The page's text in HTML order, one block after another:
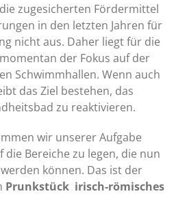
zugesicherten Fördermittel
in den letzten Jahren für
nicht aus. Daher liegt für die
der Fokus auf der
Schwimmhallen. Wenn auch
das Ziel bestehen, das
zu reaktivieren.
wir unserer Aufgabe
die Bereiche zu legen, die nun
können. Das ist der
Prunkstück irisch-römisches